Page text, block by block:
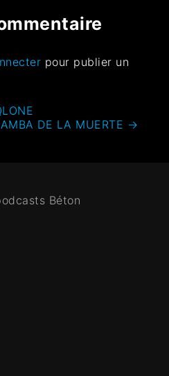
pour publier un
DE LA MUERTE →
Béton